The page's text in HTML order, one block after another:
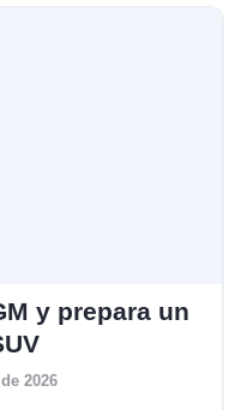
y prepara un
2026